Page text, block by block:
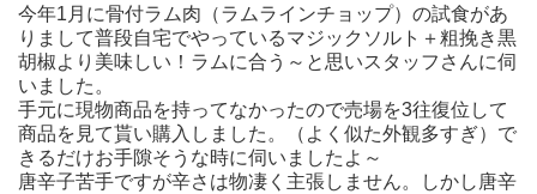
今年1月に骨付ラム肉（ラムラインチョップ）の試食があ
りまして普段自宅でやっているマジックソルト＋粗挽き黒
胡椒より美味しい！ラムに合う～と思いスタッフさんに伺
いました。
手元に現物商品を持ってなかったので売場を3往復位して
商品を見て貰い購入しました。（よく似た外観多すぎ）で
きるだけお手隙そうな時に伺いましたよ～
唐辛子苦手ですが辛さは物凄く主張しません。しかし唐辛